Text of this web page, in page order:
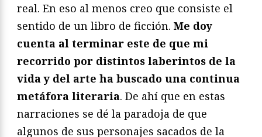
real. En eso al menos creo que consiste el
sentido de un libro de ficción. Me doy
cuenta al terminar este de que mi
recorrido por distintos laberintos de la
vida y del arte ha buscado una continua
metáfora literaria. De ahí que en estas
narraciones se dé la paradoja de que
algunos de sus personajes sacados de la